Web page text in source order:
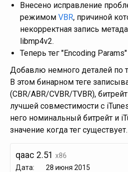
Внесено исправление
режимом VBR, причиной
некорректная запись
libmp4v2.
Теперь тег "Encoding
Добавлю немного деталей по
В этом бинарном теге
(CBR/ABR/CVBR/TVBR),
лучшей совместимости с
него номинальный битрейт и
значение когда тег существует.
qaac 2.51 x86
Дата:
28 июня 2015